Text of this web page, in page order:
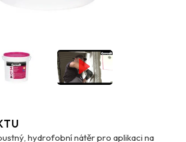
hydrofobní nátěr pro aplikaci na